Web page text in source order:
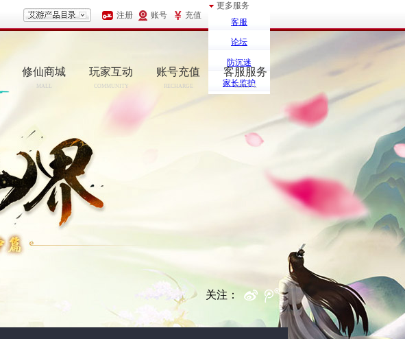
注册 账号 充值
更多服务
客服
论坛
防沉迷
家长监护
修仙商城
MALL
玩家互动
COMMUNITY
账号充值
RECHARGE
客服服务
SERCIVE
关注：